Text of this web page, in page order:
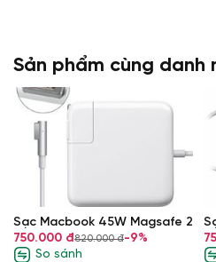
Sản phẩm cùng danh
Sạc Macbook 45W Magsafe 2
750.000 đ820.000 đ-9%
So sánh